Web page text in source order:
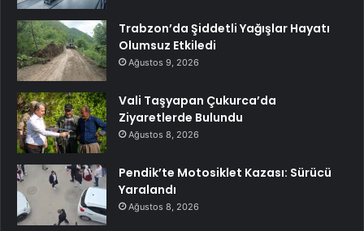
Trabzon’da Şiddetli Yağışlar Hayatı
Olumsuz Etkiledi
Ağustos 9, 2026
Vali Taşyapan Çukurca’da
Ziyaretlerde Bulundu
Ağustos 8, 2026
Pendik’te Motosiklet Kazası: Sürücü
Yaralandı
Ağustos 8, 2026